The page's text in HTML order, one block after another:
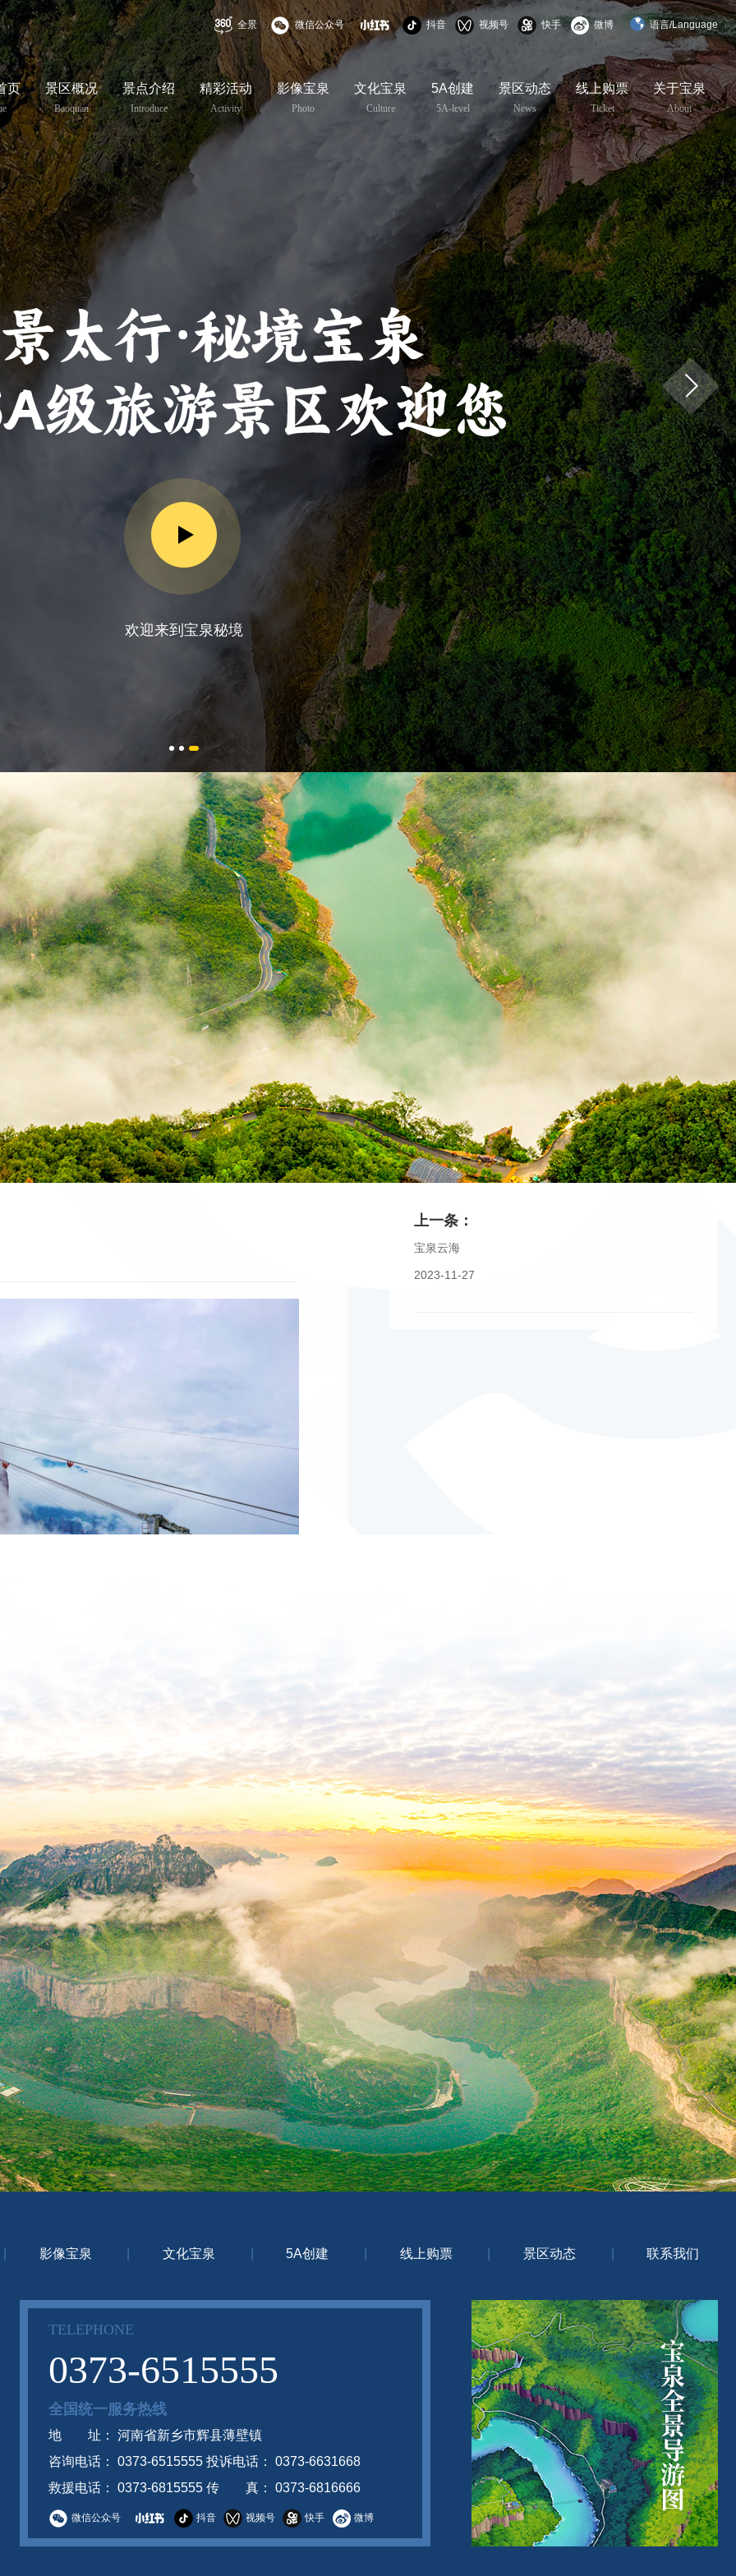
语言/Language
简体中文
English
한국어
日本語
全景 微信公众号 抖音 视频号 快手 微博
页 景区概况
Baoquan
景点介绍
Introduce
精彩活动
Activity
影像宝泉
Photo
文化宝泉
Culture
5A创建
5A-level
景区动态
News
线上购票
Ticket
关于宝泉
About
欢迎来到宝泉秘境
上一条：
宝泉云海
2023-11-27
影像宝泉 文化宝泉 5A创建 线上购票 景区动态 联系我们
TELEPHONE
0373-6515555
全国统一服务热线
地 址： 河南省新乡市辉县薄壁镇
咨询电话： 0373-6515555 投诉电话： 0373-6631668
救援电话： 0373-6815555 传 真： 0373-6816666
微信公众号 抖音 视频号 快手 微博